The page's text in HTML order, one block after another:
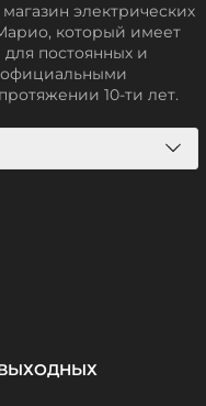
электрических
который имеет
постоянных и
официальными
10-ти лет.
ВЫХОДНЫХ